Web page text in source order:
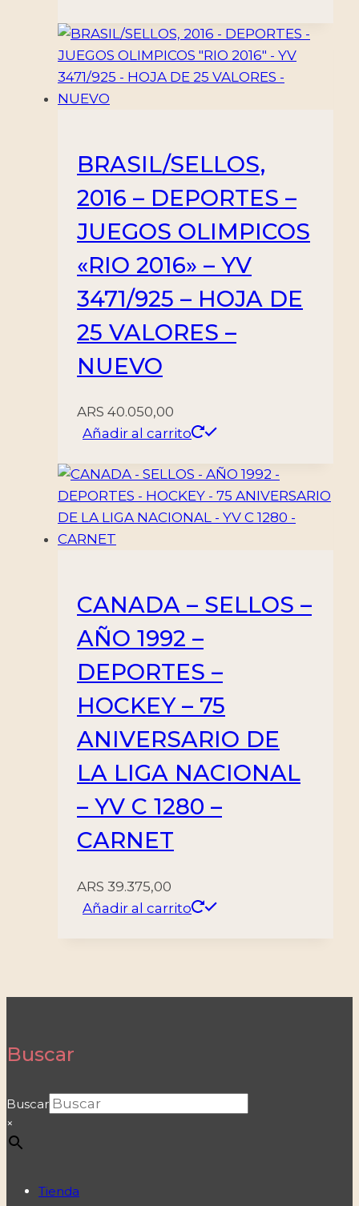
BRASIL/SELLOS,
2016 – DEPORTES –
JUEGOS OLIMPICOS
«RIO 2016» – YV
3471/925 – HOJA DE
25 VALORES –
NUEVO
ARS 40.050,00
Añadir al carrito
CANADA – SELLOS –
AÑO 1992 –
DEPORTES –
HOCKEY – 75
ANIVERSARIO DE
LA LIGA NACIONAL
– YV C 1280 –
CARNET
ARS 39.375,00
Añadir al carrito
Buscar
Buscar
×
Tienda